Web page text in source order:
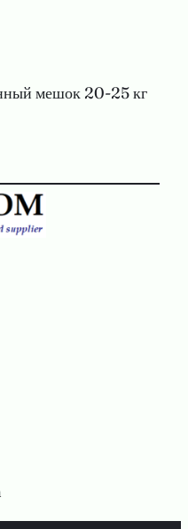
мешок 20-25 кг